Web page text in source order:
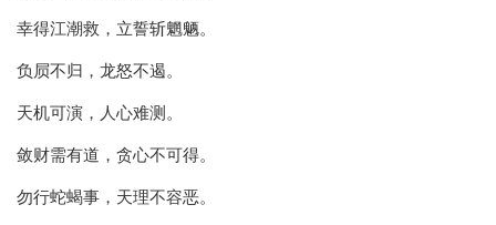
幸得江潮救，立誓斩魍魉。
负屃不归，龙怒不遏。
天机可演，人心难测。
敛财需有道，贪心不可得。
勿行蛇蝎事，天理不容恶。